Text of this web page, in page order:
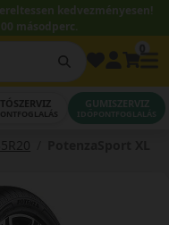
kedvezményesen!
másodperc.
GUMISZERVIZ
IDŐPONTFOGLALÁS